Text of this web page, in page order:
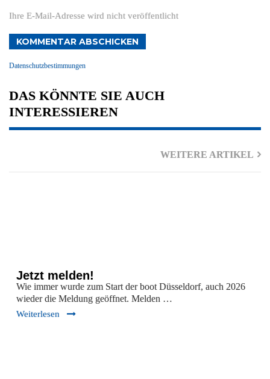
Ihre E-Mail-Adresse wird nicht veröffentlicht
KOMMENTAR ABSCHICKEN
Datenschutzbestimmungen
DAS KÖNNTE SIE AUCH
INTERESSIEREN
WEITERE ARTIKEL
Jetzt melden!
Wie immer wurde zum Start der boot Düsseldorf, auch 2026
wieder die Meldung geöffnet. Melden …
Weiterlesen